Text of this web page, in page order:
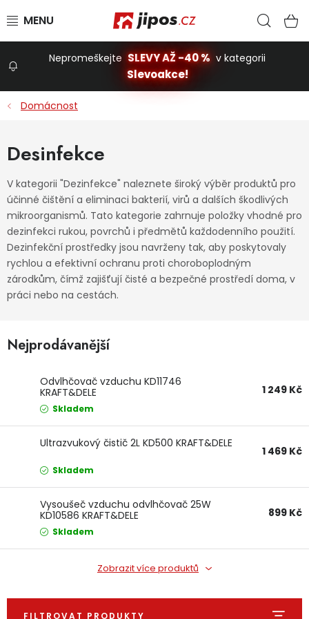
Stavba a dům
Dílna
Domácnost
Vánoce
Ochranné pomůcky
Výprodej
Značky
Nepromeškejte SLEVY AŽ -40 % v kategorii
Slevoakce!
Domácnost
Desinfekce
V kategorii "Dezinfekce" naleznete široký výběr produktů pro
účinné čištění a eliminaci bakterií, virů a dalších škodlivých
mikroorganismů. Tato kategorie zahrnuje položky vhodné pro
dezinfekci rukou, povrchů i předmětů každodenního použití.
Dezinfekční prostředky jsou navrženy tak, aby poskytovaly
rychlou a efektivní ochranu proti choroboplodným
zárodkům, čímž zajišťují čisté a bezpečné prostředí doma, v
práci nebo na cestách.
Nejprodávanější
Odvlhčovač vzduchu KD11746
KRAFT&DELE
1 249 Kč
Skladem
Ultrazvukový čistič 2L KD500 KRAFT&DELE
1 469 Kč
Skladem
Vysoušeč vzduchu odvlhčovač 25W
KD10586 KRAFT&DELE
899 Kč
Skladem
Zobrazit více produktů
FILTROVAT PRODUKTY